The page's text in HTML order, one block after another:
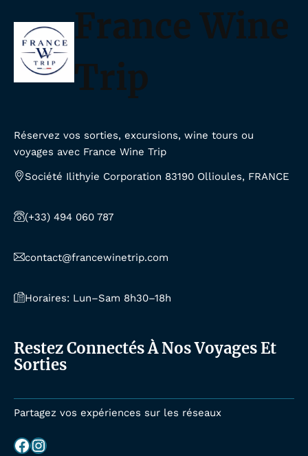
France Wine
Trip
Réservez vos sorties, excursions, wine tours ou
voyages avec France Wine Trip
Société Ilithyie Corporation 83190 Ollioules, FRANCE
(+33) 494 060 787
contact@francewinetrip.com
Horaires: Lun–Sam 8h30–18h
Restez Connectés À Nos Voyages Et
Sorties
Partagez vos expériences sur les réseaux
Facebook Instagram